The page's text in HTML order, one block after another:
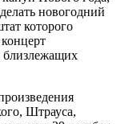
новогодний
которого
Штрауса,